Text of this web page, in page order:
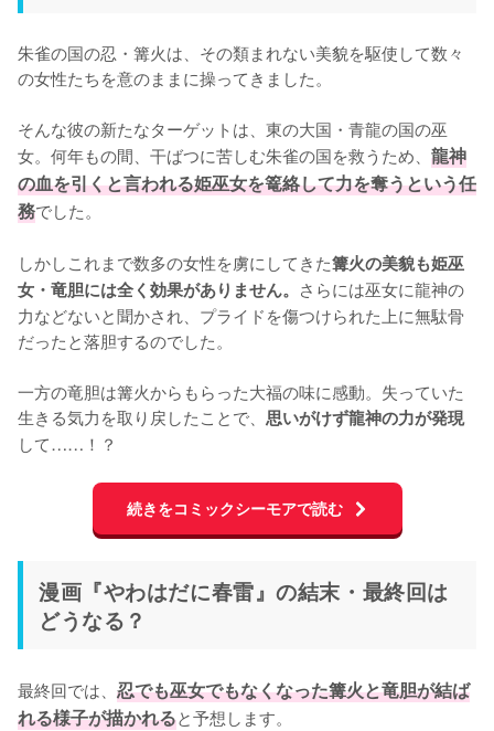
朱雀の国の忍・篝火は、その類まれない美貌を駆使して数々
の女性たちを意のままに操ってきました。
そんな彼の新たなターゲットは、東の大国・青龍の国の巫
女。何年もの間、干ばつに苦しむ朱雀の国を救うため、 龍神
の血を引くと言われる姫巫女を篭絡して力を奪うという任
務でした。
しかしこれまで数多の女性を虜にしてきた篝火の美貌も姫巫
女・竜胆には全く効果がありません。 さらには巫女に龍神の
力などないと聞かされ、プライドを傷つけられた上に無駄骨
だったと落胆するのでした。
一方の竜胆は篝火からもらった大福の味に感動。失っていた
生きる気力を取り戻したことで、 思いがけず龍神の力が発現
して……！？
続きをコミックシーモアで読む
漫画『やわはだに春雷』の結末・最終回は
どうなる？
最終回では、 忍でも巫女でもなくなった篝火と竜胆が結ば
れる様子が描かれると予想します。